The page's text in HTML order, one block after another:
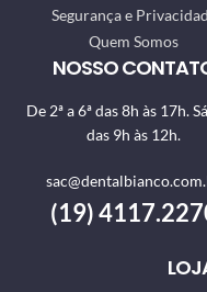
Segurança e
Quem Somos
NOSSO
De 2ª a 6ª das 8h às 17h.
das 9h às 12h.
(19)